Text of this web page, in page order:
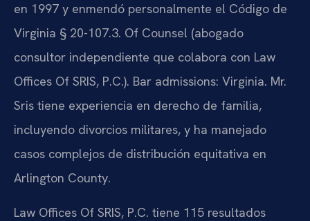
en 1997 y enmendó personalmente el Código de
Virginia § 20-107.3. Of Counsel (abogado
consultor independiente que colabora con Law
Offices Of SRIS, P.C.). Bar admissions: Virginia. Mr.
Sris tiene experiencia en derecho de familia,
incluyendo divorcios militares, y ha manejado
casos complejos de distribución equitativa en
Arlington County.
Law Offices Of SRIS, P.C. tiene 115 resultados